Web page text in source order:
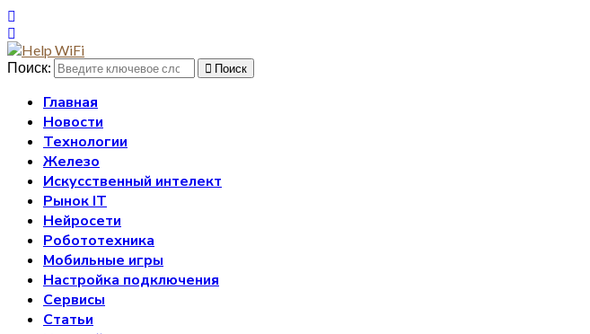
Поиск: Поиск
Главная
Новости
Технологии
Железо
Искусственный интелект
Рынок IT
Нейросети
Робототехника
Мобильные игры
Настройка подключения
Сервисы
Статьи